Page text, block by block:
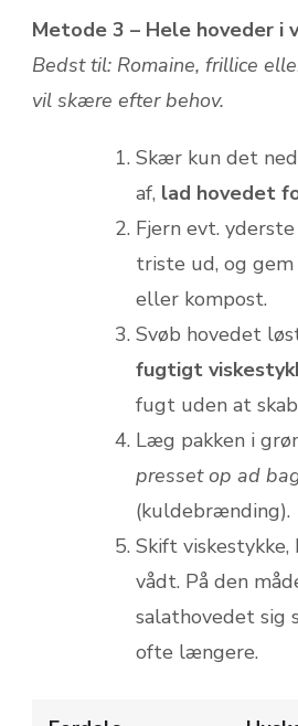
Metode 3 – Hele hoveder i
Bedst til: Romaine, frillice
vil skære efter behov.
Skær kun det
af, lad hovedet
Fjern evt.
triste ud, og
eller kompost.
Svøb hovedet
fugtigt
fugt uden at
Læg pakken i
presset op ad
(kuldebrænding).
Skift
vådt. På den
salathovedet sig
ofte længere.